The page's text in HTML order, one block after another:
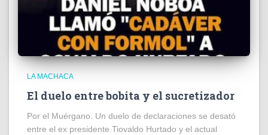
LA MACHACA
El duelo entre bobita y el sucretizador
Por el Muérgano. Un duelo de declaraciones se desató
entre el ex presidente Tiovaldo Hurtado y el actual